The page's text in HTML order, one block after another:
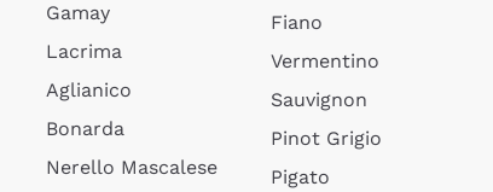
Gamay
Lacrima
Aglianico
Bonarda
Nerello Mascalese
Fiano
Vermentino
Sauvignon
Pinot Grigio
Pigato